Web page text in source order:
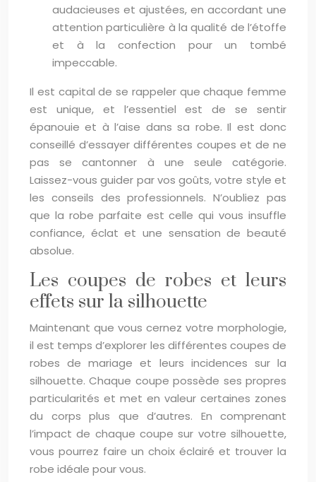
audacieuses et ajustées, en accordant une
attention particulière à la qualité de l’étoffe
et à la confection pour un tombé
impeccable.
Il est capital de se rappeler que chaque femme
est unique, et l’essentiel est de se sentir
épanouie et à l’aise dans sa robe. Il est donc
conseillé d’essayer différentes coupes et de ne
pas se cantonner à une seule catégorie.
Laissez-vous guider par vos goûts, votre style et
les conseils des professionnels. N’oubliez pas
que la robe parfaite est celle qui vous insuffle
confiance, éclat et une sensation de beauté
absolue.
Les coupes de robes et leurs
effets sur la silhouette
Maintenant que vous cernez votre morphologie,
il est temps d’explorer les différentes coupes de
robes de mariage et leurs incidences sur la
silhouette. Chaque coupe possède ses propres
particularités et met en valeur certaines zones
du corps plus que d’autres. En comprenant
l’impact de chaque coupe sur votre silhouette,
vous pourrez faire un choix éclairé et trouver la
robe idéale pour vous.